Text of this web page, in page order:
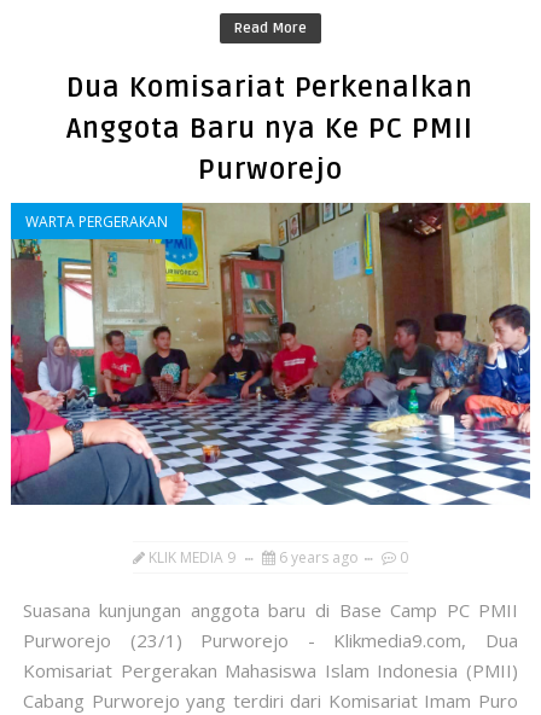
Read More
Dua Komisariat Perkenalkan
Anggota Baru nya Ke PC PMII
Purworejo
WARTA PERGERAKAN
KLIK MEDIA 9 6 years ago 0
Suasana kunjungan anggota baru di Base Camp PC PMII
Purworejo (23/1) Purworejo - Klikmedia9.com, Dua
Komisariat Pergerakan Mahasiswa Islam Indonesia (PMII)
Cabang Purworejo yang terdiri dari Komisariat Imam Puro